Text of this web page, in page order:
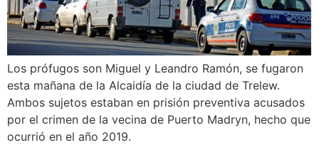
Los prófugos son Miguel y Leandro Ramón, se fugaron
esta mañana de la Alcaidía de la ciudad de Trelew.
Ambos sujetos estaban en prisión preventiva acusados
por el crimen de la vecina de Puerto Madryn, hecho que
ocurrió en el año 2019.